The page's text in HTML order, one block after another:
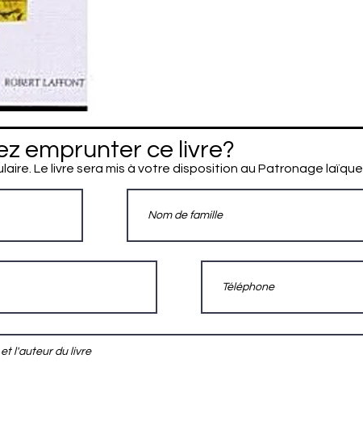
emprunter ce livre?
Le livre sera mis à votre disposition au Patronage